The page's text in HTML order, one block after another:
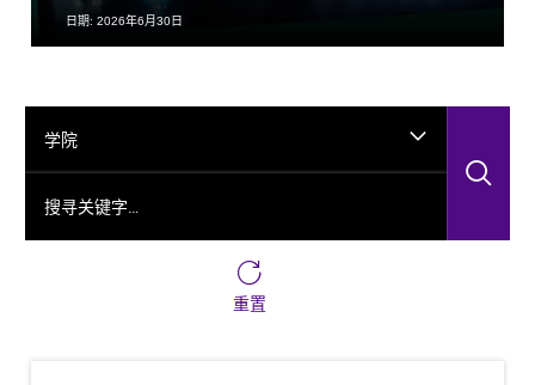
日期: 2026年6月30日
学院
重置